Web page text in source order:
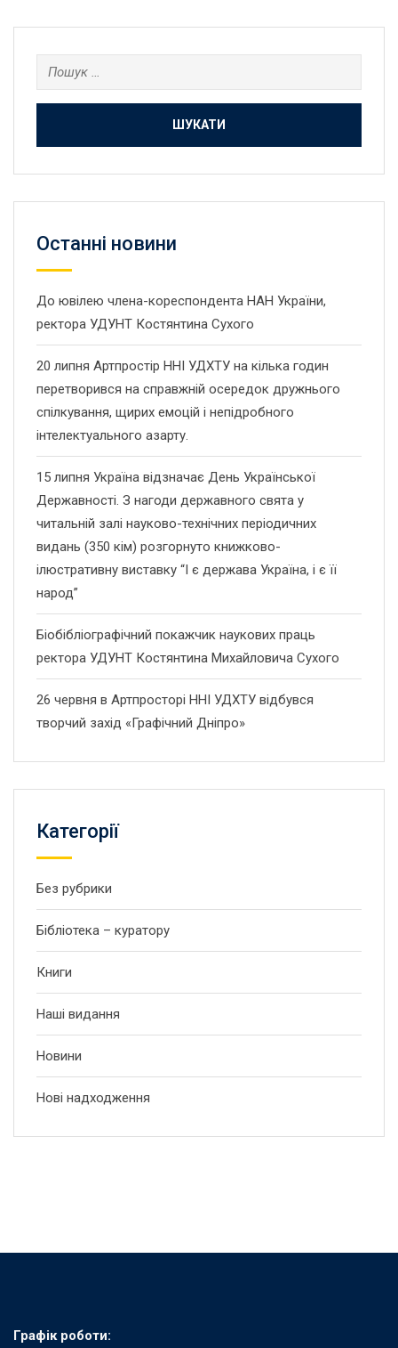
Пошук:
Останнi новини
До ювілею члена-кореспондента НАН України,
ректора УДУНТ Костянтина Сухого
20 липня Артпростір ННІ УДХТУ на кілька годин
перетворився на справжній осередок дружнього
спілкування, щирих емоцій і непідробного
інтелектуального азарту.
15 липня Україна відзначає День Української
Державності. З нагоди державного свята у
читальній залі науково-технічних періодичних
видань (350 кім) розгорнуто книжково-
ілюстративну виставку “І є держава Україна, і є її
народ”
Біобібліографічний покажчик наукових праць
ректора УДУНТ Костянтина Михайловича Сухого
26 червня в Артпросторі ННІ УДХТУ відбувся
творчий захід «Графічний Дніпро»
Категорії
Без рубрики
Бібліотека – куратору
Книги
Наші видання
Новини
Нові надходження
Графік роботи: